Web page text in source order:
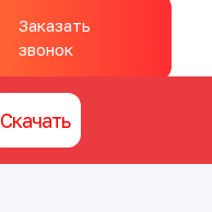
Заказать
звонок
Скачать